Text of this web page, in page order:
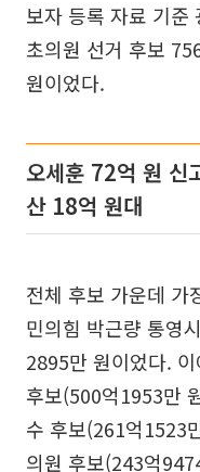
보자 등록 자료 기준
초의원 선거 후보
원이었다.
오세훈 72억 원 신
산 18억 원대
전체 후보 가운데 가
민의힘 박근량 통영
2895만 원이었다.
후보(500억1953만
수 후보(261억1523
의원 후보(243억